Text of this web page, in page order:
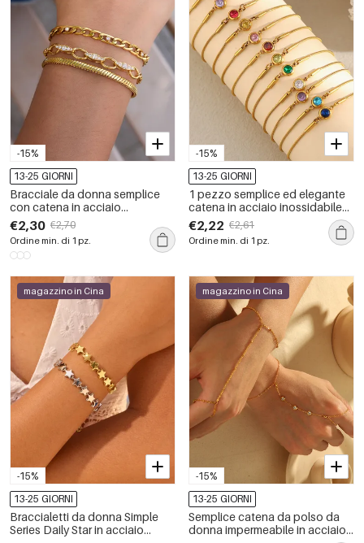
-15%
13-25 GIORNI
Bracciale da donna semplice
con catena in acciaio
inossidabile, impermeabile,
color oro e strass.
€2,30 €2,70
Ordine min. di 1 pz.
-15%
13-25 GIORNI
1 pezzo semplice ed elegante
catena in acciaio inossidabile
impermeabile color oro
braccialetti a catena da donna
€2,22 €2,61
Ordine min. di 1 pz.
-15%
magazzino in Cina
13-25 GIORNI
Braccialetti da donna Simple
Series Daily Star in acciaio
-15%
magazzino in Cina
13-25 GIORNI
Semplice catena da polso da
donna impermeabile in acciaio